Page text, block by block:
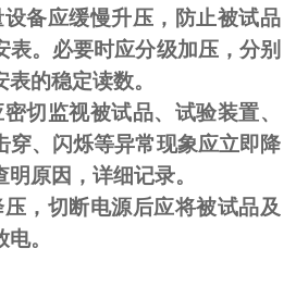
备应缓慢升压，防止被试品
表。必要时应分级加压，分别
的稳定读数。
切监视被试品、试验装置、
穿、闪烁等异常现象应立即降
原因，详细记录。
，切断电源后应将被试品及
。